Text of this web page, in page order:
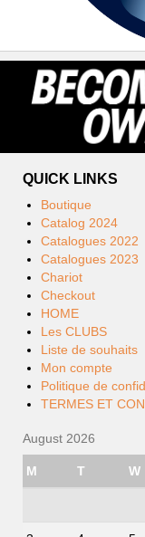
QUICK LINKS
Boutique
Catalog 2024
Catalogues 2022
Catalogues 2023
Chariot
Checkout
HOME
Les CLUBS
Liste de souhaits
Mon compte
Politique de
TERMES ET
August 2026
M T W